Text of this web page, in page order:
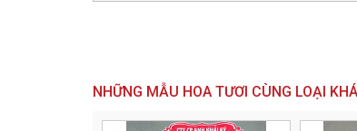
NHỮNG MẪU HOA TƯƠI CÙNG LOẠI